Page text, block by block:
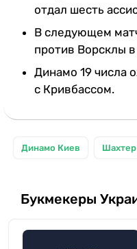
отдал шесть
В следующем
против Ворсклы
Динамо 19 числа
с Кривбассом.
Динамо Киев
Букмекеры